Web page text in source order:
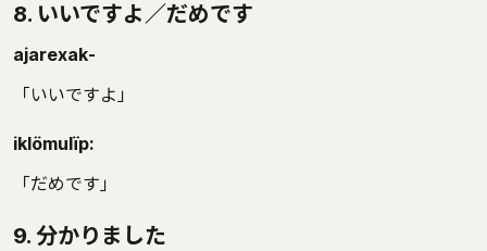
8. いいですよ／だめです
ajarexak-
「いいですよ」
iklömulïp:
「だめです」
9. 分かりました